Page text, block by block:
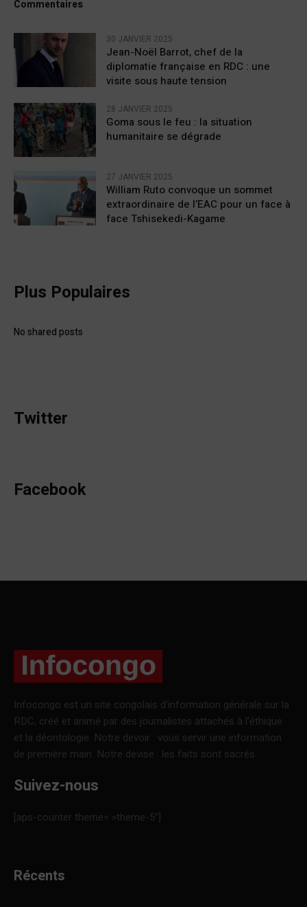
Commentaires
30 JANVIER 2025
Jean-Noël Barrot, chef de la
diplomatie française en RDC : une
visite sous haute tension
28 JANVIER 2025
Goma sous le feu : la situation
humanitaire se dégrade
27 JANVIER 2025
William Ruto convoque un sommet
extraordinaire de l’EAC pour un face à
face Tshisekedi-Kagame
Plus Populaires
No shared posts
Twitter
Facebook
Infocongo est un site congolais d’information générale sur la
RDC, créé et animé par des journalistes attachés à l’éthique
et la déontologie. Notre devoir : vous servir une information
de première main. Notre devise : les faits sont sacrés.
Suivez-nous
[aps-counter theme= »theme-5″]
Récents